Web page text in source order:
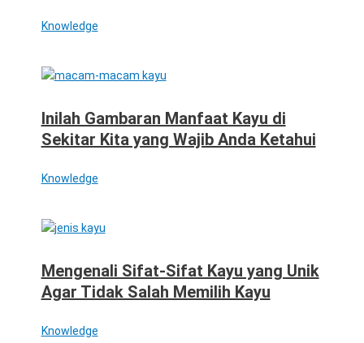
Knowledge
Inilah Gambaran Manfaat Kayu di
Sekitar Kita yang Wajib Anda Ketahui
Knowledge
Mengenali Sifat-Sifat Kayu yang Unik
Agar Tidak Salah Memilih Kayu
Knowledge